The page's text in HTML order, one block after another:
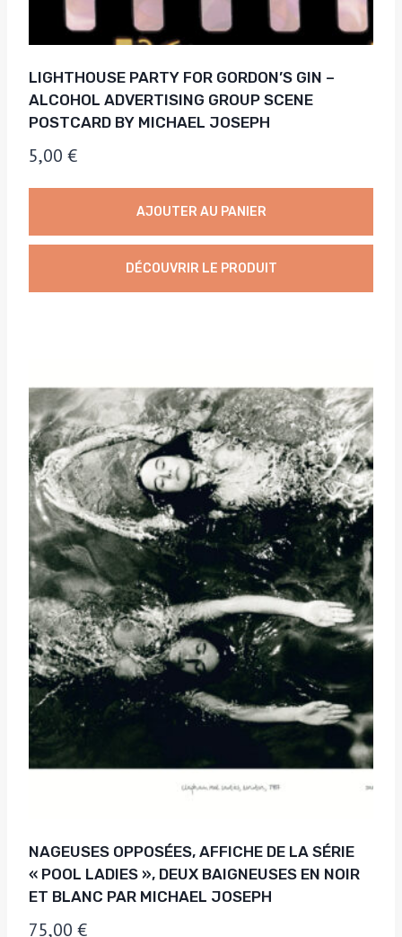
LIGHTHOUSE PARTY FOR GORDON’S GIN –
ALCOHOL ADVERTISING GROUP SCENE
POSTCARD BY MICHAEL JOSEPH
5,00 €
AJOUTER AU PANIER
DÉCOUVRIR LE PRODUIT
NAGEUSES OPPOSÉES, AFFICHE DE LA SÉRIE
« POOL LADIES », DEUX BAIGNEUSES EN NOIR
ET BLANC PAR MICHAEL JOSEPH
75,00 €